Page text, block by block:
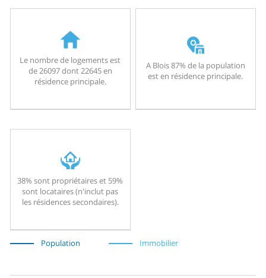
Le nombre de logements est
de 26097 dont 22645 en
résidence principale.
A Blois 87% de la population
est en résidence principale.
38% sont propriétaires et 59%
sont locataires (n'inclut pas
les résidences secondaires).
Population Immobilier